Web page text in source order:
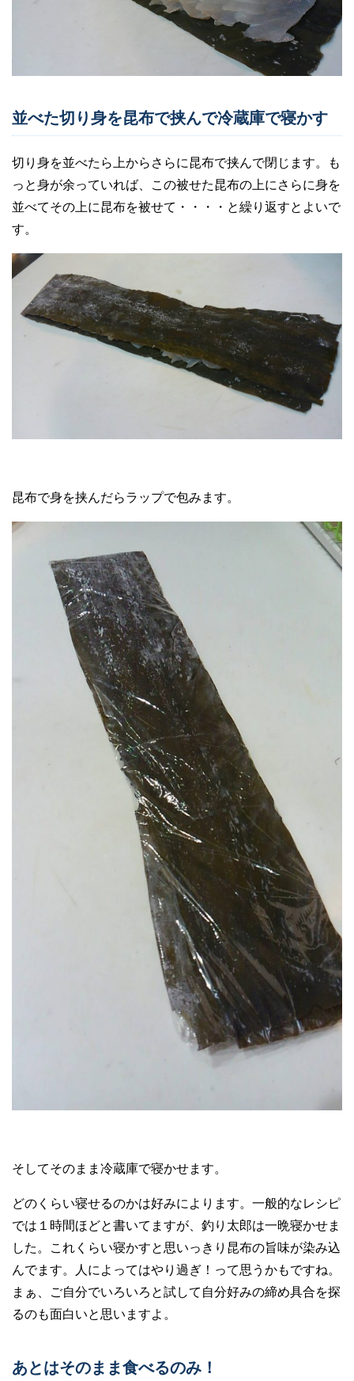
並べた切り身を昆布で挟んで冷蔵庫で寝かす
切り身を並べたら上からさらに昆布で挟んで閉じます。も
っと身が余っていれば、この被せた昆布の上にさらに身を
並べてその上に昆布を被せて・・・・と繰り返すとよいで
す。
昆布で身を挟んだらラップで包みます。
そしてそのまま冷蔵庫で寝かせます。
どのくらい寝せるのかは好みによります。一般的なレシピ
では１時間ほどと書いてますが、釣り太郎は一晩寝かせま
した。これくらい寝かすと思いっきり昆布の旨味が染み込
んでます。人によってはやり過ぎ！って思うかもですね。
まぁ、ご自分でいろいろと試して自分好みの締め具合を探
るのも面白いと思いますよ。
あとはそのまま食べるのみ！